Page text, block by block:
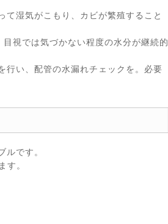
湿気がこもり、カビが繁殖すること
視では気づかない程度の水分が継続的
行い、配管の水漏れチェックを。必要
です。
す。